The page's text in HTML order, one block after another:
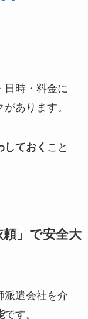
日時・料金に
あります。
ておく こと
」で安全大
派遣会社を介
です。